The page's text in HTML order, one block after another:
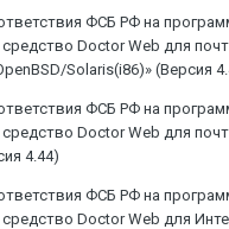
ФСБ РФ на
Doctor Web для
Solaris(i86)» (Версия
ФСБ РФ на
Doctor Web для
4.44)
ФСБ РФ на
средство Doctor Web для